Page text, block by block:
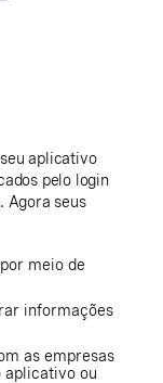
aplicativo
pelo login
Agora seus
por meio de
informações
as empresas
aplicativo ou